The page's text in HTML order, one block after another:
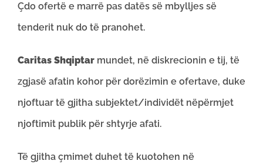
Çdo ofertë e marrë pas datës së mbylljes së
tenderit nuk do të pranohet.
Caritas Shqiptar mundet, në diskrecionin e tij, të
zgjasë afatin kohor për dorëzimin e ofertave, duke
njoftuar të gjitha subjektet/individët nëpërmjet
njoftimit publik për shtyrje afati.
Të gjitha çmimet duhet të kuotohen në